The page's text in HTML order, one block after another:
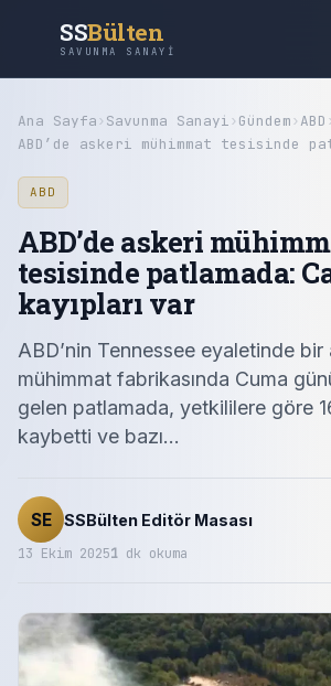
SSBülten
SAVUNMA SANAYI
Ana Sayfa› Savunma Sanayi› Gündem› ABD ›
ABD’de askeri mühimmat tesisinde
ABD
ABD’de askeri
tesisinde patlamada:
kayıpları var
ABD’nin Tennessee eyaletinde bir
mühimmat fabrikasında Cuma
gelen patlamada, yetkililere göre
kaybetti ve bazı…
SE SSBülten Editör Masası
13 Ekim 20251 dk okuma